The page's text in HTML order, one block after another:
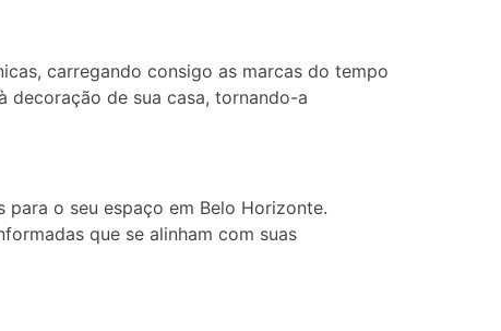
carregando consigo as marcas do tempo
decoração de sua casa, tornando-a
o seu espaço em Belo Horizonte.
que se alinham com suas